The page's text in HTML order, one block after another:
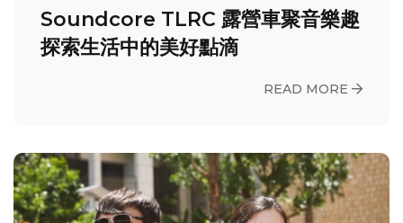
Soundcore TLRC 露營車聚音樂趣
探索生活中的美好點滴
READ MORE